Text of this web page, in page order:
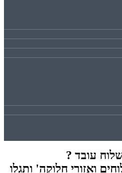
עובד ?
ואזורי חלוקה' ותגלו